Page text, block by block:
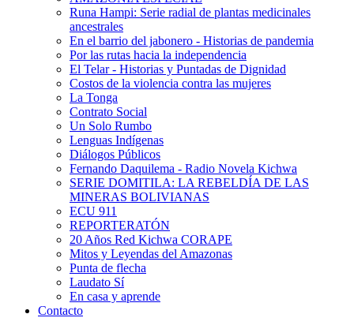
Runa Hampi: Serie radial de plantas medicinales
ancestrales
En el barrio del jabonero - Historias de pandemia
Por las rutas hacia la independencia
El Telar - Historias y Puntadas de Dignidad
Costos de la violencia contra las mujeres
La Tonga
Contrato Social
Un Solo Rumbo
Lenguas Indígenas
Diálogos Públicos
Fernando Daquilema - Radio Novela Kichwa
SERIE DOMITILA: LA REBELDÍA DE LAS
MINERAS BOLIVIANAS
ECU 911
REPORTERATÓN
20 Años Red Kichwa CORAPE
Mitos y Leyendas del Amazonas
Punta de flecha
Laudato Sí
En casa y aprende
Contacto